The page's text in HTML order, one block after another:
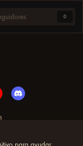
0
los derechos